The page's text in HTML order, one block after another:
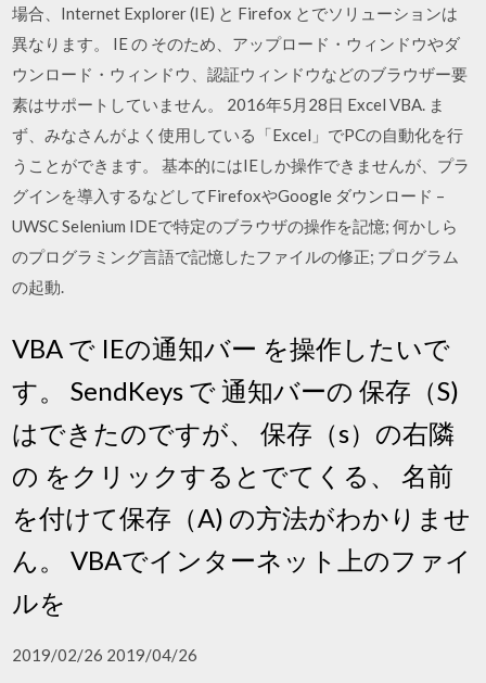
場合、Internet Explorer (IE) と Firefox とでソリューションは
異なります。 IE の そのため、アップロード・ウィンドウやダ
ウンロード・ウィンドウ、認証ウィンドウなどのブラウザー要
素はサポートしていません。 2016年5月28日 Excel VBA. ま
ず、みなさんがよく使用している「Excel」でPCの自動化を行
うことができます。 基本的にはIEしか操作できませんが、プラ
グインを導入するなどしてFirefoxやGoogle ダウンロード –
UWSC Selenium IDEで特定のブラウザの操作を記憶; 何かしら
のプログラミング言語で記憶したファイルの修正; プログラム
の起動.
VBA で IEの通知バー を操作したいで
す。 SendKeys で 通知バーの 保存（S)
はできたのですが、 保存（s）の右隣
の をクリックするとでてくる、 名前
を付けて保存（A) の方法がわかりませ
ん。 VBAでインターネット上のファイ
ルを
2019/02/26 2019/04/26